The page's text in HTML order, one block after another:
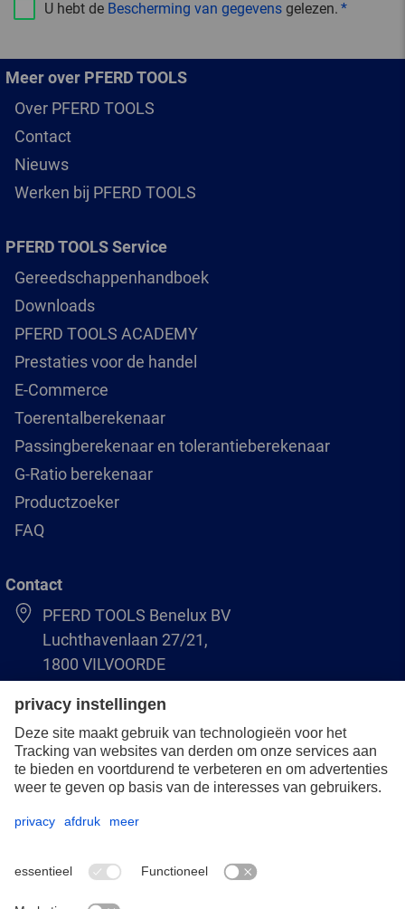
U hebt de Bescherming van gegevens gelezen.
Meer over PFERD TOOLS
Over PFERD TOOLS
Contact
Nieuws
Werken bij PFERD TOOLS
PFERD TOOLS Service
Gereedschappenhandboek
Downloads
PFERD TOOLS ACADEMY
Prestaties voor de handel
E-Commerce
Toerentalberekenaar
Passingberekenaar en tolerantieberekenaar
G-Ratio berekenaar
Productzoeker
FAQ
Contact
PFERD TOOLS Benelux BV
Luchthavenlaan 27/21,
1800 VILVOORDE
(BE) +32 (0)2 247 05 90
(NL) +31 (0)76 5937090
info-benelux@pferd.com
Bescherming van de gegevens